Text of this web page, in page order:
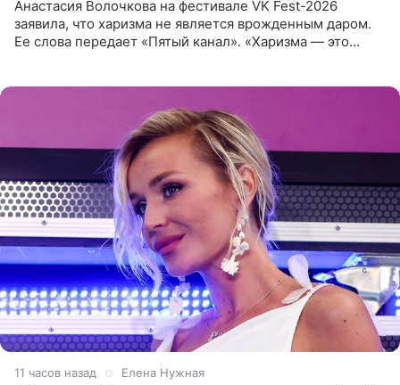
Анастасия Волочкова на фестивале VK Fest-2026
заявила, что харизма не является врожденным даром.
Ее слова передает «Пятый канал». «Харизма — это
11 часов назад Елена Нужная